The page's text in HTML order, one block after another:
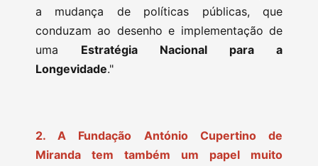
a mudança de políticas públicas, que
conduzam ao desenho e implementação de
uma Estratégia Nacional para a
Longevidade."
2. A Fundação António Cupertino de
Miranda tem também um papel muito